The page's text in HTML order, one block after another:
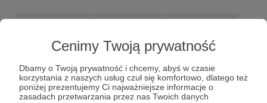
Cenimy Twoją prywatność
Dbamy o Twoją prywatność i chcemy, abyś w czasie
korzystania z naszych usług czuł się komfortowo, dlatego też
poniżej prezentujemy Ci najważniejsze informacje o
zasadach przetwarzania przez nas Twoich danych